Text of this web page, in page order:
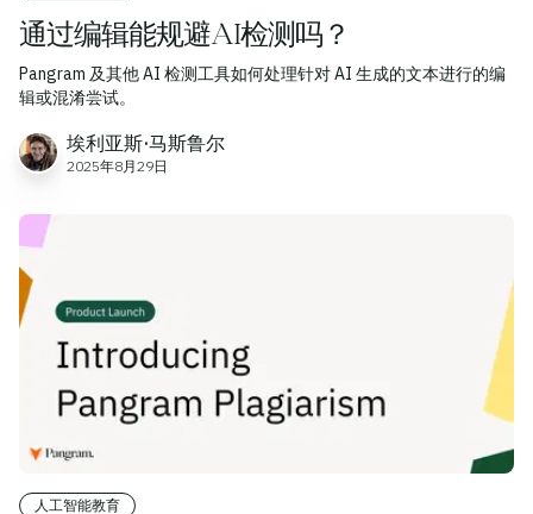
通过编辑能规避AI检测吗？
Pangram 及其他 AI 检测工具如何处理针对 AI 生成的文本进行的编
辑或混淆尝试。
埃利亚斯·马斯鲁尔
2025年8月29日
人工智能教育